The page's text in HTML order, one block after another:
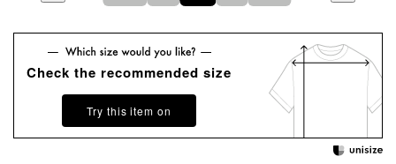
Check the recommended size
Try this item on